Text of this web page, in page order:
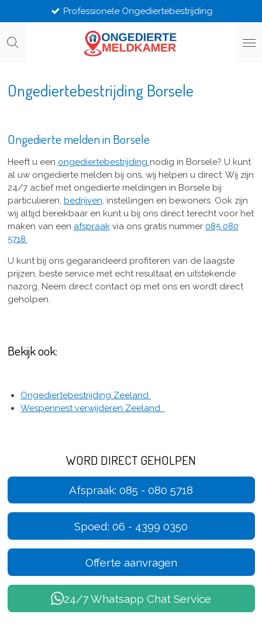
direct
naar
Professionele Ongediertebestrijding
Ongediertebestrijding Borsele
Ongedierte melden in Borsele
Heeft u een ongediertebestrijding nodig in Borsele? U kunt
al uw ongedierte melden bij ons, wij helpen u direct. Wij zijn
24/7 actief met ongedierte meldingen in Borsele bij
particulieren, bedrijven, instellingen en bewoners. Ook zijn
wij altijd bereikbaar en kunt u bij ons direct terecht voor het
maken van een afspraakvia ons gratis nummer 085 080
5718.
U kunt bij ons gegarandeerd profiteren van de laagste
prijzen, beste service met echt resultaat en uitstekende
nazorg. Neem direct contact op met ons en wordt direct
geholpen.
Bekijk ook:
Ongediertebestrijding Zeeland
Wespennest verwijderen Zeeland
WORD DIRECT GEHOLPEN
Afspraak: 085 - 080 5718
Spoed: 06 - 4399 0350
Offerte aanvragen
24/7 Whatsapp Chat Service